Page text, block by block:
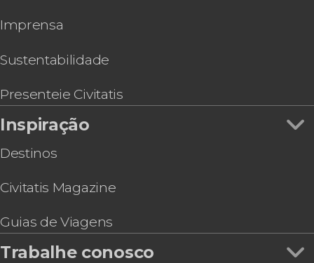
Passeio de barco pelas pontes do Forth
Passeio de barco pelas pontes de Forth +
Tour por Dean Village + Galeria Escocesa de
Arte Moderna
Visita guiada pelo Museu Nacional da Escócia
Imprensa
Sustentabilidade
Presenteie Civitatis
Inspiração
Destinos
Civitatis Magazine
Guias de Viagens
Trabalhe conosco